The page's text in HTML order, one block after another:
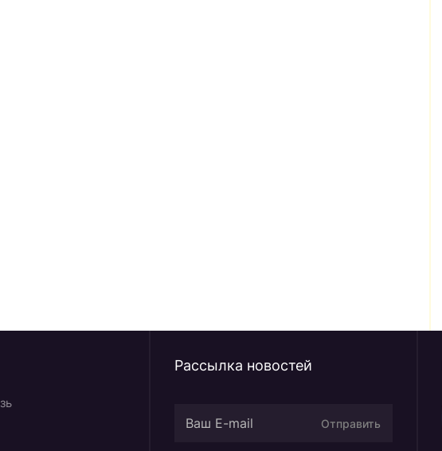
/
Рассылка новостей
Отправить